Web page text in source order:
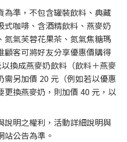
為準，不包含罐裝飲料、典藏
式咖啡、含酒精飲料、燕麥奶
氮氣芙蓉花果茶、氮氣焦糖瑪
顧客可將好友分享優惠價購得
換成燕麥奶飲料（飲料＋燕麥
需另加價 20 元（例如若以優惠
更換燕麥奶，則加價 40 元，以
說明之權利，活動詳細說明與
站公告為準。